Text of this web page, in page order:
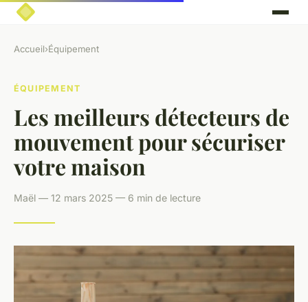
Accueil›Équipement
ÉQUIPEMENT
Les meilleurs détecteurs de
mouvement pour sécuriser
votre maison
Maël — 12 mars 2025 — 6 min de lecture